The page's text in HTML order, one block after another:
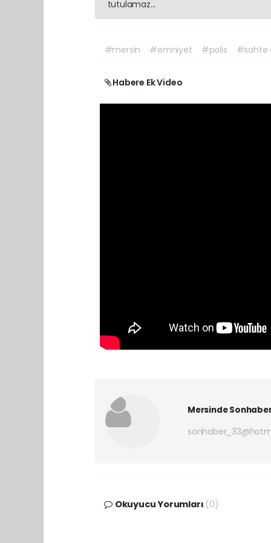
tutulamaz...
#mersin #emniyet #polis #sahte
Habere Ek Video
Mersinde
Okuyucu Yorumları (0)